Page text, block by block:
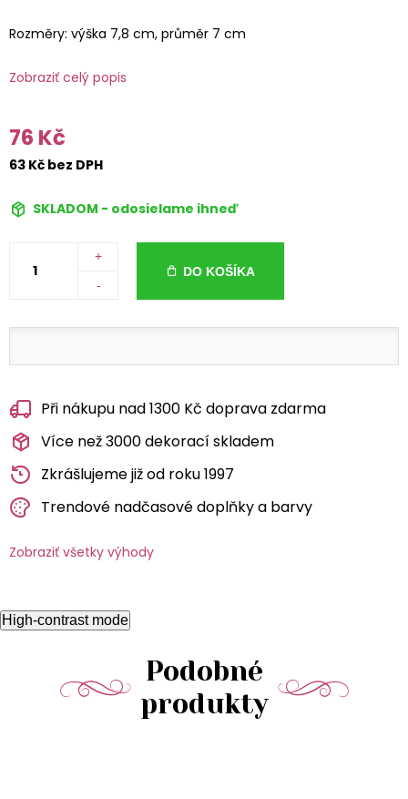
Rozměry: výška 7,8 cm, průměr 7 cm
Zobraziť celý popis
76 Kč
63 Kč bez DPH
SKLADOM - odosielame ihneď
+
-
DO KOŠÍKA
Při nákupu nad 1300 Kč doprava zdarma
Více než 3000 dekorací skladem
Zkrášlujeme již od roku 1997
Trendové nadčasové doplňky a barvy
Zobraziť všetky výhody
High-contrast mode
Podobné
produkty